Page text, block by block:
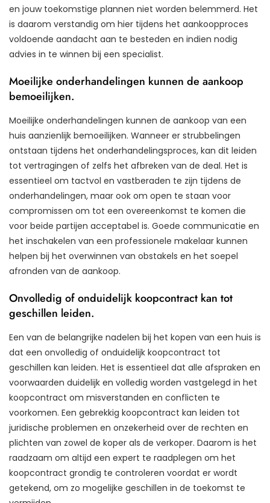
en jouw toekomstige plannen niet worden belemmerd. Het
is daarom verstandig om hier tijdens het aankoopproces
voldoende aandacht aan te besteden en indien nodig
advies in te winnen bij een specialist.
Moeilijke onderhandelingen kunnen de aankoop
bemoeilijken.
Moeilijke onderhandelingen kunnen de aankoop van een
huis aanzienlijk bemoeilijken. Wanneer er strubbelingen
ontstaan tijdens het onderhandelingsproces, kan dit leiden
tot vertragingen of zelfs het afbreken van de deal. Het is
essentieel om tactvol en vastberaden te zijn tijdens de
onderhandelingen, maar ook om open te staan voor
compromissen om tot een overeenkomst te komen die
voor beide partijen acceptabel is. Goede communicatie en
het inschakelen van een professionele makelaar kunnen
helpen bij het overwinnen van obstakels en het soepel
afronden van de aankoop.
Onvolledig of onduidelijk koopcontract kan tot
geschillen leiden.
Een van de belangrijke nadelen bij het kopen van een huis is
dat een onvolledig of onduidelijk koopcontract tot
geschillen kan leiden. Het is essentieel dat alle afspraken en
voorwaarden duidelijk en volledig worden vastgelegd in het
koopcontract om misverstanden en conflicten te
voorkomen. Een gebrekkig koopcontract kan leiden tot
juridische problemen en onzekerheid over de rechten en
plichten van zowel de koper als de verkoper. Daarom is het
raadzaam om altijd een expert te raadplegen om het
koopcontract grondig te controleren voordat er wordt
getekend, om zo mogelijke geschillen in de toekomst te